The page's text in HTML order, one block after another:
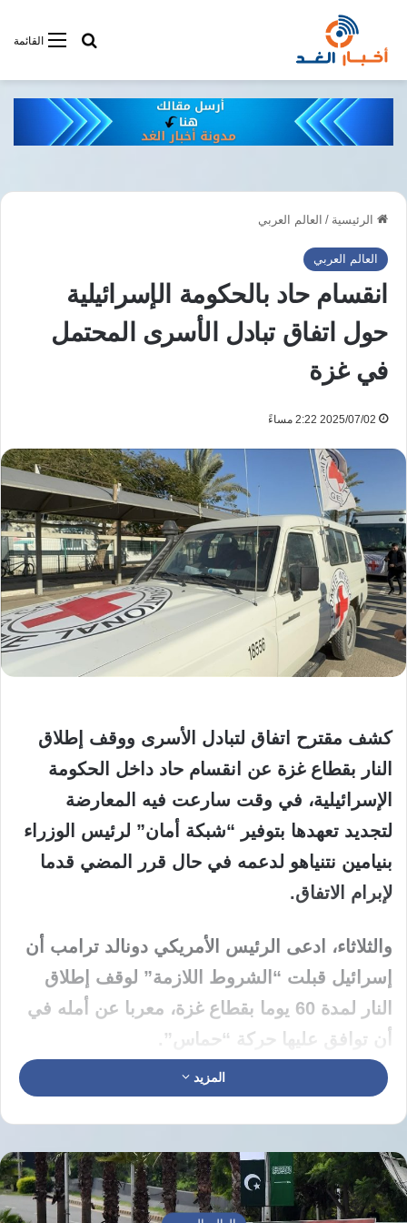
القائمةأبحت فى
الرئيسية / العالم العربي
العالم العربي
انقسام حاد بالحكومة الإسرائيلية
حول اتفاق تبادل الأسرى المحتمل
في غزة
2025/07/02 2:22 مساءً
كشف مقترح اتفاق لتبادل الأسرى ووقف إطلاق
النار بقطاع غزة عن انقسام حاد داخل الحكومة
الإسرائيلية، في وقت سارعت فيه المعارضة
لتجديد تعهدها بتوفير “شبكة أمان” لرئيس الوزراء
بنيامين نتنياهو لدعمه في حال قرر المضي قدما
لإبرام الاتفاق.
والثلاثاء، ادعى الرئيس الأمريكي دونالد ترامب أن
إسرائيل قبلت “الشروط اللازمة” لوقف إطلاق
النار لمدة 60 يوما بقطاع غزة، معربا عن أمله في
أن توافق عليها حركة “حماس”.
ومرارا أعلنت “حماس” استعدادها لإطلاق سراح
الأسرى مقابل إنهاء الإبادة، وانسحاب الجيش
الإسرائيلي من غزة، لكن رئيس الوزراء بنيامين
نتنياهو يتهرب بطرح شروط جديدة، ويرغب فقط
بصفقات جزئية تضمن استمرار الحرب.
المزيد